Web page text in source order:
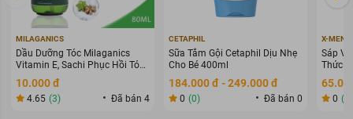
MILAGANICS
Dầu Dưỡng Tóc Milaganics
Vitamin E, Sachi Phục Hồi Tóc
80ml
10.000 đ
4.65 (3) Đã bán 4
CETAPHIL
Sữa Tắm Gội Cetaphil Dịu Nhẹ
Cho Bé 400ml
184.000 đ - 249.000 đ
0 (0) Đã bán 0
X-MEN
Sáp
Thức
70g
0 (0)